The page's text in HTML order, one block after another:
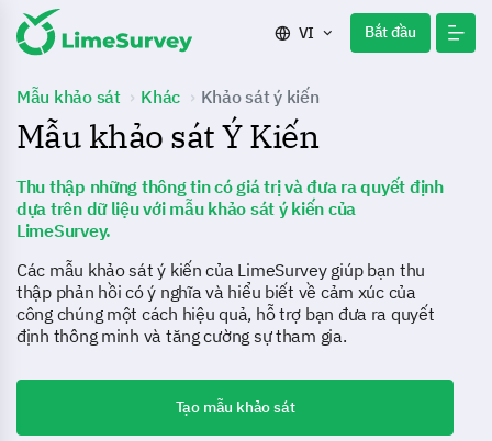
VI Bắt đầu
Mẫu khảo sát Khác Khảo sát ý kiến
Mẫu khảo sát Ý Kiến
Thu thập những thông tin có giá trị và đưa ra quyết định
dựa trên dữ liệu với mẫu khảo sát ý kiến của
LimeSurvey.
Các mẫu khảo sát ý kiến của LimeSurvey giúp bạn thu
thập phản hồi có ý nghĩa và hiểu biết về cảm xúc của
công chúng một cách hiệu quả, hỗ trợ bạn đưa ra quyết
định thông minh và tăng cường sự tham gia.
Tạo mẫu khảo sát